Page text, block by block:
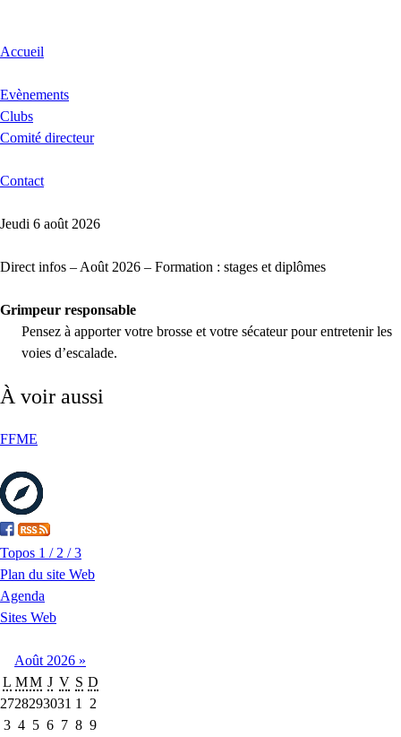
Accueil
Evènements
Clubs
Comité directeur
Contact
Jeudi 6 août 2026
Direct infos – Août 2026 – Formation : stages et diplômes
Grimpeur responsable
Pensez à apporter votre brosse et votre sécateur pour entretenir les
voies d’escalade.
À voir aussi
FFME
Topos 1 / 2 / 3
Plan du site Web
Agenda
Sites Web
Août 2026 »
L MM J V S D
2728293031 1
2
3 4 5 6 7 8 9